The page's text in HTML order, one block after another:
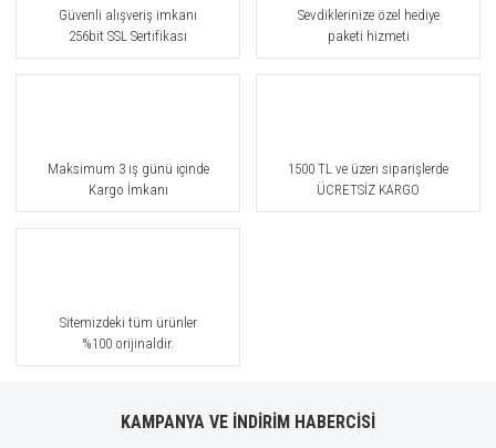
Güvenli alışveriş imkanı
256bit SSL Sertifikası
Sevdiklerinize özel hediye
paketi hizmeti
Maksimum 3 iş günü içinde
Kargo İmkanı
1500 TL ve üzeri siparişlerde
ÜCRETSİZ KARGO
Sitemizdeki tüm ürünler
%100 orijinaldir.
KAMPANYA VE İNDİRİM HABERCİSİ